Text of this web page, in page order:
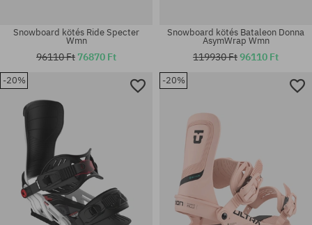
Elérhető méretek:
Elérhető méretek:
Snowboard kötés Ride Specter
Wmn
96110 Ft 76870 Ft
Snowboard kötés Bataleon Donna
AsymWrap Wmn
119930 Ft96110 Ft
-20% -20%